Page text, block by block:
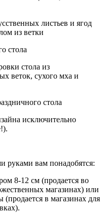
листьев и ягод
из ветки
стола
стола из
веток, сухого мха и
стола
исключительно
руками вам понадобятся:
8-12 см (продается во
магазинах) или
в магазинах для